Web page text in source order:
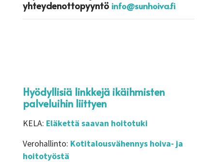
yhteydenottopyyntö info@sunhoiva.fi
Hyödyllisiä linkkejä ikäihmisten
palveluihin liittyen
KELA: Eläkettä saavan hoitotuki
Verohallinto: Kotitalousvähennys hoiva- ja
hoitotyöstä